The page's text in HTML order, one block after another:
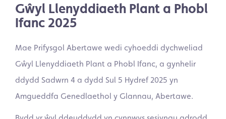
Gŵyl Llenyddiaeth Plant a Phobl
Ifanc 2025
Mae Prifysgol Abertawe wedi cyhoeddi dychweliad
Gŵyl Llenyddiaeth Plant a Phobl Ifanc, a gynhelir
ddydd Sadwrn 4 a dydd Sul 5 Hydref 2025 yn
Amgueddfa Genedlaethol y Glannau, Abertawe.